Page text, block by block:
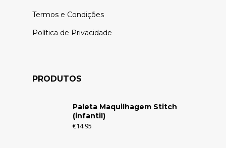
Termos e Condições
Política de Privacidade
PRODUTOS
Paleta Maquilhagem Stitch
(infantil)
€14.95